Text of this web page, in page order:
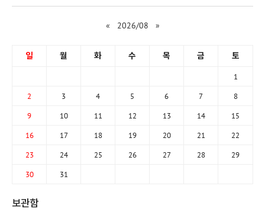
« 2026/08 »
일 월 화 수 목 금 토
1
2 3 4 5 6 7 8
9 10 11 12 13 14 15
16 17 18 19 20 21 22
23 24 25 26 27 28 29
30 31
보관함